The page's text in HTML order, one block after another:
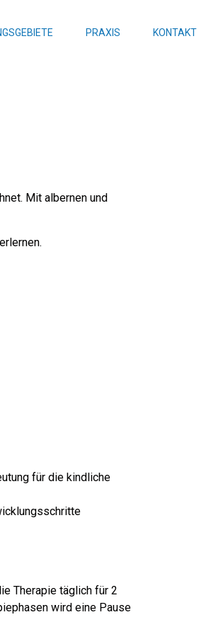
PRAXIS KONTAKT
Mit albernen und
für die kindliche
Therapie täglich für 2
wird eine Pause